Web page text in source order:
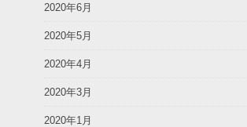
2020年6月
2020年5月
2020年4月
2020年3月
2020年1月